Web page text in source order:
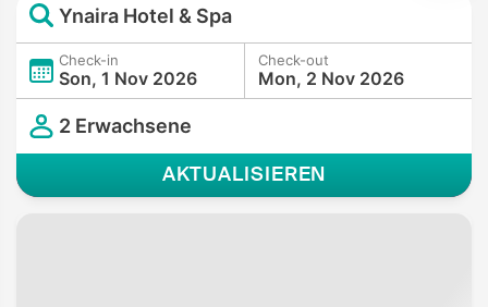
Ynaira Hotel & Spa
Check-in
Son, 1 Nov 2026
Check-out
Mon, 2 Nov 2026
2 Erwachsene
AKTUALISIEREN